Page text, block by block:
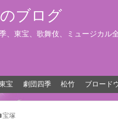
ブログ
、東宝、歌舞伎、ミュージカル
宝 劇団四季 松竹 ブロード
宝塚